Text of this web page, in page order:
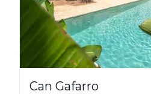
Can Gafarro